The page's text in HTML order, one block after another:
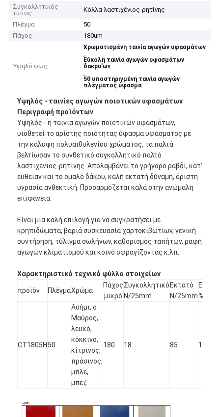
Συγκολλητικός
τύπος
Κόλλα λαστιχένιος-ρητίνης
Πλέγμα
50
Πάχος
180um
Υψηλό φως:
Χρωματισμένη ταινία αγωγών υφασμάτων
,
Εύκολη ταινία αγωγών υφασμάτων
δακρυ'ων
,
50 υποστηριγμένη ταινία αγωγών
πλέγματος ύφασμα
Υψηλός - ταινίες αγωγών ποιοτικών υφασμάτων
Περιγραφή προϊόντων
Υψηλός - η ταινία αγωγών ποιοτικών υφασμάτων,
υιοθετεί το αρίστης ποιότητας ύφασμα υφάσματος με
την κάλυψη πολυαιθυλενίου χρώματος, τα παλτά
βελτίωσαν το συνθετικό συγκολλητικό παλτό
λαστιχένιος-ρητίνης. Απολαμβάνει το γρήγορο ραβδί, κατ'
ευθείαν και το ομαλό δάκρυ, καλή εκτατή δύναμη, άριστη
υγρασία ανθεκτική. Προσαρμόζεται καλά στην ανώμαλη
επιφάνεια.
Είναι μια καλή επιλογή για να συγκρατήσει με
κρηπιδώματα, βαριά συσκευασία χαρτοκιβωτίων, γενική
συντήρηση, τύλιγμα σωλήνων, καθορισμός ταπήτων, ραφή
αγωγών κλιματισμού και κοινό σφραγίζοντας κ.λπ.
Χαρακτηριστικό τεχνικό φύλλο στοιχείων
προϊόν ΠλέγμαΧρώμα
Πάχος
μικρό
Συγκολλητικό
N/25mm
Εκτατό
N/25mm%
CT1805H 50
Ασήμι, ο
Μαύρος,
λευκό,
κόκκινο,
κίτρινος,
πράσινος,
μπλε,
μπεζ
180 18 85 12